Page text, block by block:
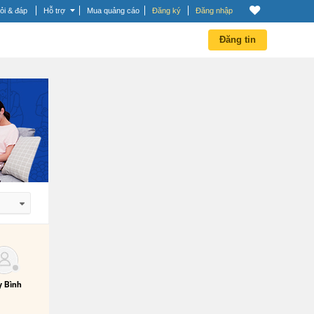
& đáp Hỗ trợ Mua quảng cáo Đăng ký Đăng nhập
Đăng tin
Bình